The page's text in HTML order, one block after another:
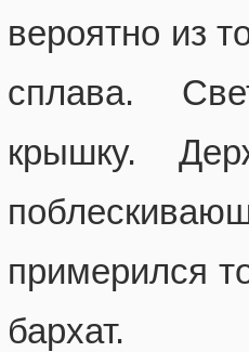
вероятно из
сплава.
крышку.
примерился
бархат.